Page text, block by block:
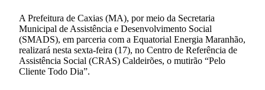
A Prefeitura de Caxias (MA), por meio da Secretaria
Municipal de Assistência e Desenvolvimento Social
(SMADS), em parceria com a Equatorial Energia Maranhão,
realizará nesta sexta-feira (17), no Centro de Referência de
Assistência Social (CRAS) Caldeirões, o mutirão “Pelo
Cliente Todo Dia”.